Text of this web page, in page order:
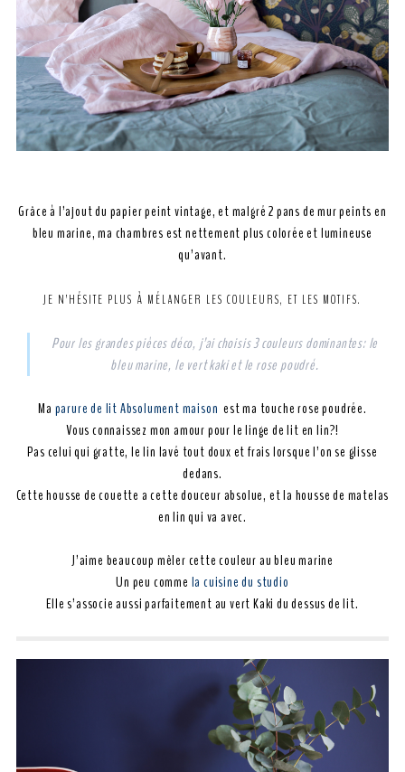
Grâce à l’ajout du papier peint vintage, et malgré 2 pans de mur peints en
bleu marine, ma chambres est nettement plus colorée et lumineuse
qu’avant.
JE N’HÉSITE PLUS À MÉLANGER LES COULEURS, ET LES MOTIFS.
Pour les grandes pièces déco, j’ai choisis 3 couleurs dominantes: le
bleu marine, le vert kaki et le rose poudré.
Ma parure de lit Absolument maison est ma touche rose poudrée.
Vous connaissez mon amour pour le linge de lit en lin?!
Pas celui qui gratte, le lin lavé tout doux et frais lorsque l’on se glisse
dedans.
Cette housse de couette a cette douceur absolue, et la housse de matelas
en lin qui va avec.
J’aime beaucoup mêler cette couleur au bleu marine
Un peu comme la cuisine du studio
Elle s’associe aussi parfaitement au vert Kaki du dessus de lit.